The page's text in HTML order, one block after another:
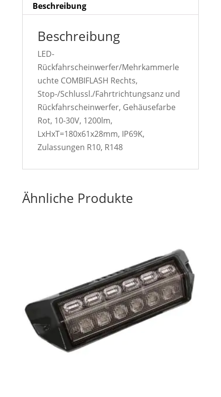
Beschreibung
Beschreibung
LED-
Rückfahrscheinwerfer/Mehrkammerle
uchte COMBIFLASH Rechts,
Stop-/Schlussl./Fahrtrichtungsanz und
Rückfahrscheinwerfer, Gehäusefarbe
Rot, 10-30V, 1200lm,
LxHxT=180x61x28mm, IP69K,
Zulassungen R10, R148
Ähnliche Produkte